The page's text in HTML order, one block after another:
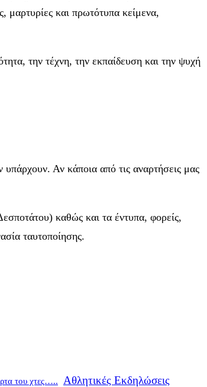
μαρτυρίες και πρωτότυπα κείμενα,
την τέχνη, την εκπαίδευση και την ψυχή
Αν κάποια από τις αναρτήσεις μας
καθώς και τα έντυπα, φορείς,
ταυτοποίησης.
του χτες….. Αθλητικές Εκδηλώσεις